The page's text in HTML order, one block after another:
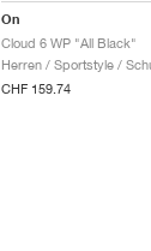
On
Cloud 6 WP "All Black"
Herren / Sportstyle /
CHF 159.74